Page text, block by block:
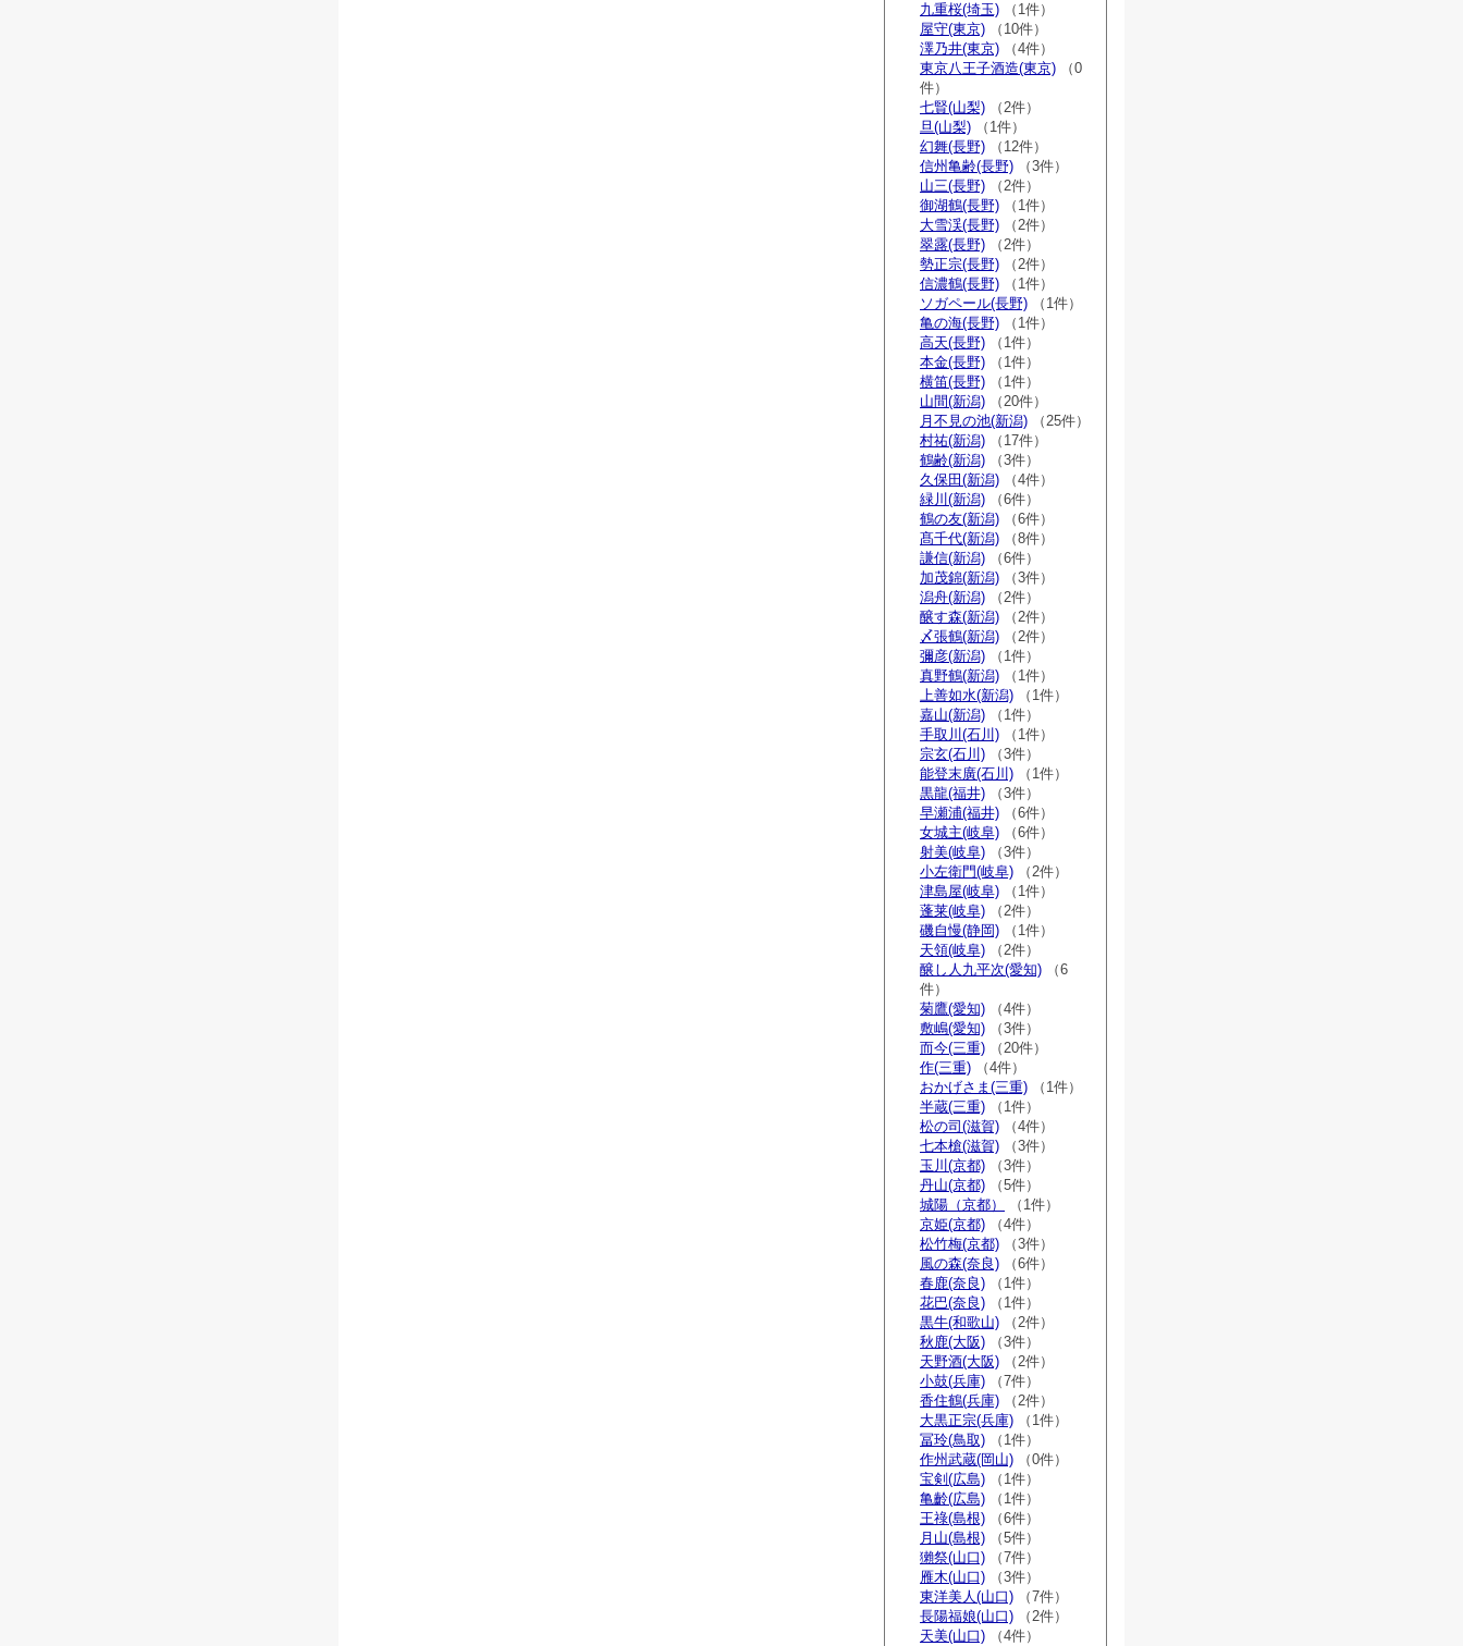
九重桜(埼玉) （1件）
屋守(東京) （10件）
澤乃井(東京) （4件）
東京八王子酒造(東京) （0
件）
七賢(山梨) （2件）
旦(山梨) （1件）
幻舞(長野) （12件）
信州亀齢(長野) （3件）
山三(長野) （2件）
御湖鶴(長野) （1件）
大雪渓(長野) （2件）
翠露(長野) （2件）
勢正宗(長野) （2件）
信濃鶴(長野) （1件）
ソガペール(長野) （1件）
亀の海(長野) （1件）
高天(長野) （1件）
本金(長野) （1件）
横笛(長野) （1件）
山間(新潟) （20件）
月不見の池(新潟) （25件）
村祐(新潟) （17件）
鶴齢(新潟) （3件）
久保田(新潟) （4件）
緑川(新潟) （6件）
鶴の友(新潟) （6件）
髙千代(新潟) （8件）
謙信(新潟) （6件）
加茂錦(新潟) （3件）
潟舟(新潟) （2件）
醸す森(新潟) （2件）
〆張鶴(新潟) （2件）
彌彦(新潟) （1件）
真野鶴(新潟) （1件）
上善如水(新潟) （1件）
嘉山(新潟) （1件）
手取川(石川) （1件）
宗玄(石川) （3件）
能登末廣(石川) （1件）
黒龍(福井) （3件）
早瀬浦(福井) （6件）
女城主(岐阜) （6件）
射美(岐阜) （3件）
小左衛門(岐阜) （2件）
津島屋(岐阜) （1件）
蓬莱(岐阜) （2件）
磯自慢(静岡) （1件）
天領(岐阜) （2件）
醸し人九平次(愛知) （6
件）
菊鷹(愛知) （4件）
敷嶋(愛知) （3件）
而今(三重) （20件）
作(三重) （4件）
おかげさま(三重) （1件）
半蔵(三重) （1件）
松の司(滋賀) （4件）
七本槍(滋賀) （3件）
玉川(京都) （3件）
丹山(京都) （5件）
城陽（京都）
（1件）
京姫(京都) （4件）
松竹梅(京都) （3件）
風の森(奈良) （6件）
春鹿(奈良) （1件）
花巴(奈良) （1件）
黒牛(和歌山) （2件）
秋鹿(大阪) （3件）
天野酒(大阪) （2件）
小鼓(兵庫) （7件）
香住鶴(兵庫) （2件）
大黒正宗(兵庫) （1件）
冨玲(鳥取) （1件）
作州武蔵(岡山) （0件）
宝剣(広島) （1件）
亀齡(広島) （1件）
王祿(島根) （6件）
月山(島根) （5件）
獺祭(山口) （7件）
雁木(山口) （3件）
東洋美人(山口) （7件）
長陽福娘(山口) （2件）
天美(山口) （4件）